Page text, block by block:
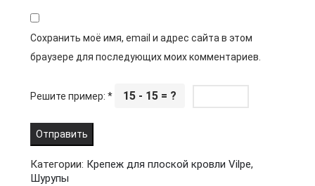
Сохранить моё имя, email и адрес сайта в этом
браузере для последующих моих комментариев.
Решите пример: * 15 - 15 = ?
Категории: Крепеж для плоской кровли Vilpe,
Шурупы